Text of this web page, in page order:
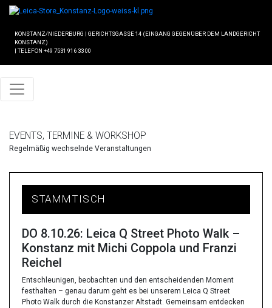
KONSTANZ/NIEDERBURG | GERICHTSGASSE 14 (EINGANG GEGENÜBER DEM LANDGERICHT
KONSTANZ)
| TELEFON +49 7531 916 33 00
EVENTS, TERMINE & WORKSHOP
Regelmäßig wechselnde Veranstaltungen
STAMMTISCH
DO 8.10.26: Leica Q Street Photo Walk –
Konstanz mit Michi Coppola und Franzi
Reichel
Entschleunigen, beobachten und den entscheidenden Moment
festhalten – genau darum geht es bei unserem Leica Q Street
Photo Walk durch die Konstanzer Altstadt. Gemeinsam entdecken